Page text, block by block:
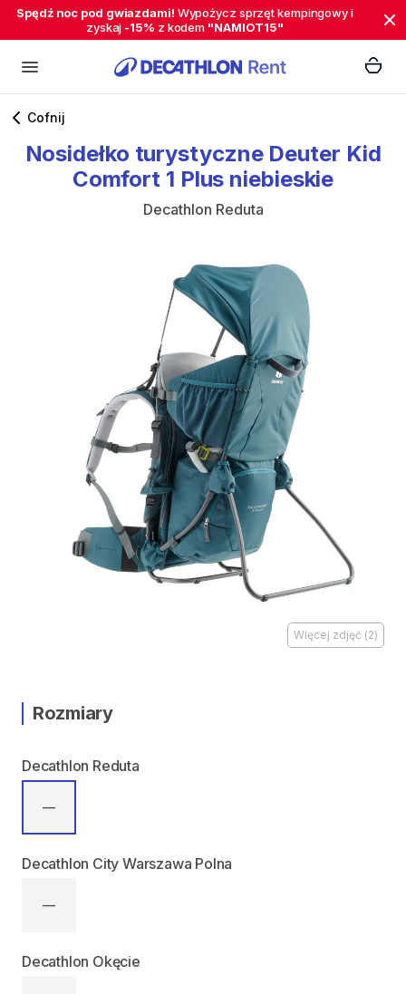
Spędź noc pod gwiazdami! Wypożycz sprzęt kempingowy i
zyskaj -15% z kodem "NAMIOT15"
Cofnij
Nosidełko turystyczne Deuter Kid
Comfort 1 Plus niebieskie
Decathlon Reduta
Więcej zdjęć (2)
Rozmiary
Decathlon Reduta
—
Decathlon City Warszawa Polna
—
Decathlon Okęcie